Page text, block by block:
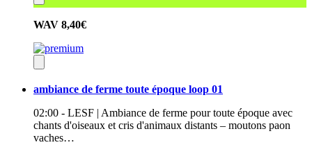
WAV 8,40€
ambiance de ferme toute époque loop 01
02:00 - LESF | Ambiance de ferme pour toute époque avec
chants d'oiseaux et cris d'animaux distants – moutons paon
vaches…